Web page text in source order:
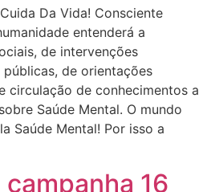
Da Vida! Consciente
entenderá a
de intervenções
de orientações
circulação de conhecimentos a
Saúde Mental. O mundo
Saúde Mental! Por isso a
16